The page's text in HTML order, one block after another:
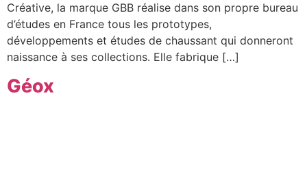
Créative, la marque GBB réalise dans son propre bureau
d’études en France tous les prototypes,
développements et études de chaussant qui donneront
naissance à ses collections. Elle fabrique […]
Géox